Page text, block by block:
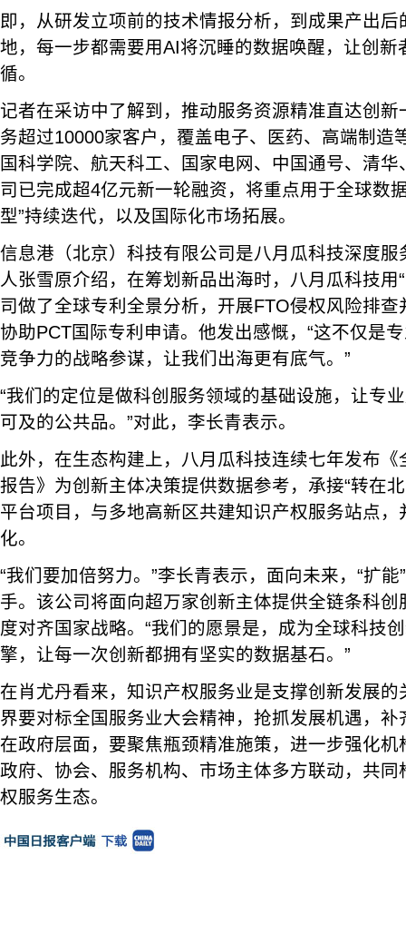
即，从研发立项前的技术情报分析，到成果产出
地，每一步都需要用AI将沉睡的数据唤醒，让创新
循。
记者在采访中了解到，推动服务资源精准直达创
务超过10000家客户，覆盖电子、医药、高端制造
国科学院、航天科工、国家电网、中国通号、清
司已完成超4亿元新一轮融资，将重点用于全球数
型”持续迭代，以及国际化市场拓展。
信息港（北京）科技有限公司是八月瓜科技深度
人张雪原介绍，在筹划新品出海时，八月瓜科技用
司做了全球专利全景分析，开展FTO侵权风险排
协助PCT国际专利申请。他发出感慨，“这不仅是
竞争力的战略参谋，让我们出海更有底气。”
“我们的定位是做科创服务领域的基础设施，让专
可及的公共品。”对此，李长青表示。
此外，在生态构建上，八月瓜科技连续七年发布
报告》为创新主体决策提供数据参考，承接“转在
平台项目，与多地高新区共建知识产权服务站点
化。
“我们要加倍努力。”李长青表示，面向未来，“扩能
手。该公司将面向超万家创新主体提供全链条科
度对齐国家战略。“我们的愿景是，成为全球科技
擎，让每一次创新都拥有坚实的数据基石。”
在肖尤丹看来，知识产权服务业是支撑创新发展
界要对标全国服务业大会精神，抢抓发展机遇，
在政府层面，要聚焦瓶颈精准施策，进一步强化
政府、协会、服务机构、市场主体多方联动，共
权服务生态。